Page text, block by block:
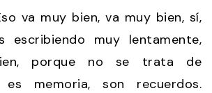
va muy bien, va muy bien, sí,
escribiendo muy lentamente,
porque no se trata de
es memoria, son recuerdos.